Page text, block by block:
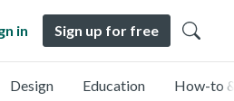
in Sign up for free
Design Education How-to